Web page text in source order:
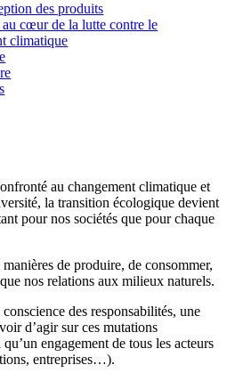
des produits
au cœur de la lutte contre le
climatique
au changement climatique et
la transition écologique devient
pour nos sociétés que pour chaque
de produire, de consommer,
nos relations aux milieux naturels.
des responsabilités, une
d’agir sur ces mutations
engagement de tous les acteurs
entreprises…).